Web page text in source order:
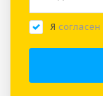
Я согласен